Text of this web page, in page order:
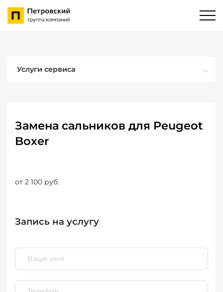
Услуги сервиса
Замена сальников для Peugeot
Boxer
от 2 100 руб.
Запись на услугу